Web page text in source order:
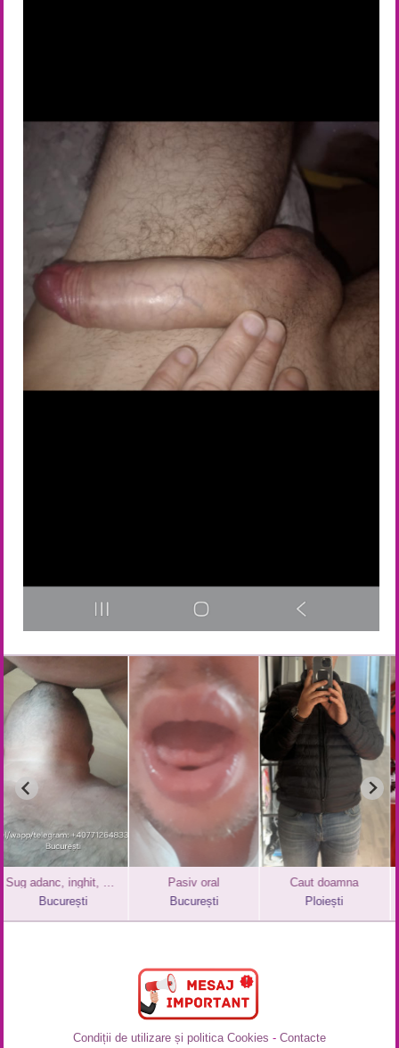
Pasiv oral
București
Caut doamna
Ploiești
Orgasme garantate
Constanța
Condiții de utilizare și politica Cookies - Contacte